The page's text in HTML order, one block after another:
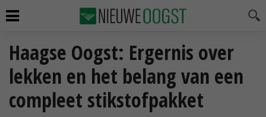
Haagse Oogst: Ergernis over
lekken en het belang van een
compleet stikstofpakket